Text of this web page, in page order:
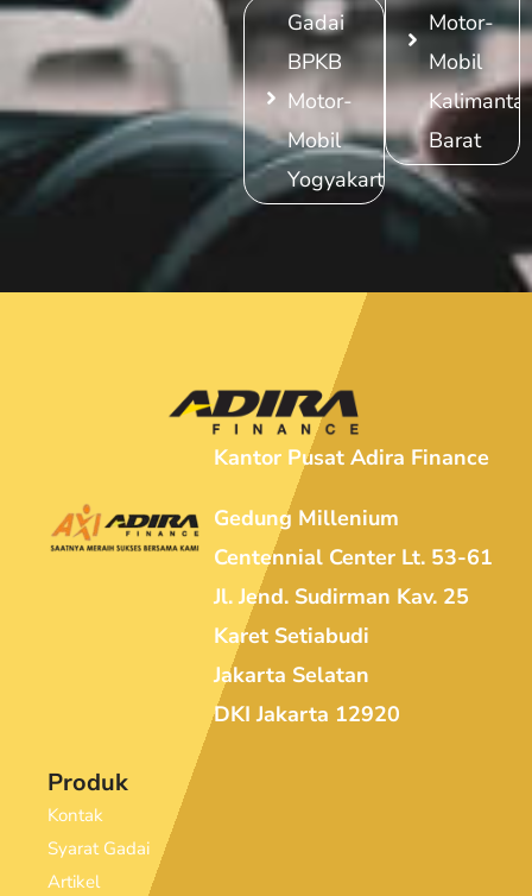
Gadai
BPKB
Motor-
Mobil
Yogyakarta
Motor-
Mobil
Barat
Kantor Pusat Adira Finance
Gedung Millenium
Centennial Center Lt. 53-61
Jl. Jend. Sudirman Kav. 25
Karet Setiabudi
Jakarta Selatan
DKI Jakarta 12920
Produk
Kontak
Syarat Gadai
Artikel